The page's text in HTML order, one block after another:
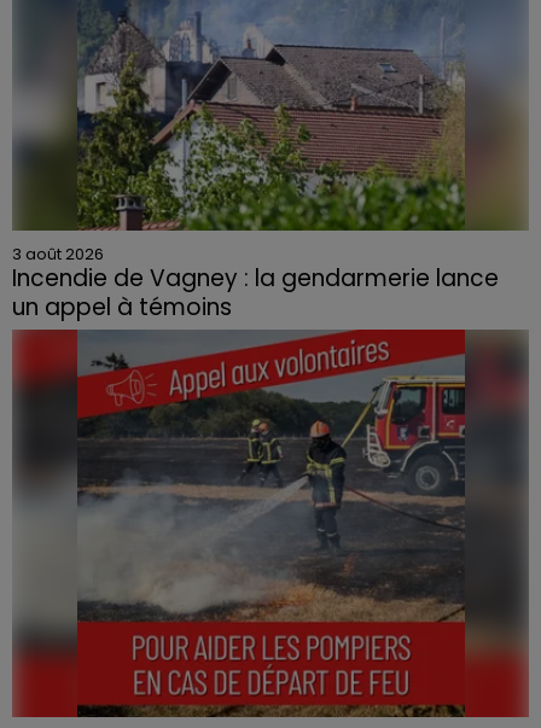
3 août 2026
Incendie de Vagney : la gendarmerie lance
un appel à témoins
Le feu, parti d'une haie avant de se propager au
quartier résidentiel, avait détruit deux habitations et
contraint à l'évacuation d'une centaine de personnes.